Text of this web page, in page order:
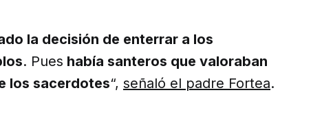
la decisión de enterrar a los
. Pues había santeros que valoraban
los sacerdotes“, señaló el padre Fortea.